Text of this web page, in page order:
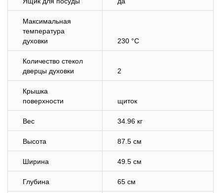
Максимальная
температура
духовки
230 °C
Количество стекол
дверцы духовки
2
Крышка
поверхности
щиток
Вес 34.96 кг
Высота 87.5 см
Ширина 49.5 см
Глубина 65 см